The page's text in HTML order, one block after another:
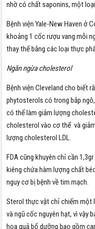
nhờ có chất saponins, một
Bệnh viện Yale-New Haven ở
khoảng 1 cốc rượu vang mỗi
thay thế bằng các loại thực
Ngăn ngừa cholesterol
Bệnh viện Cleveland cho biết
phytosterols có trong bắp
có thể làm giảm lượng
cholesterol vào cơ thể và
lượng cholesterol LDL.
FDA cũng khuyên chỉ cần
kiêng chứa hàm lượng chất
nguy cơ bị bệnh về tim mạch.
Sterol thực vật chỉ chiếm một
và ngũ cốc nguyên hạt, vì vậy
hoa quả bổ dưỡng bao gồm